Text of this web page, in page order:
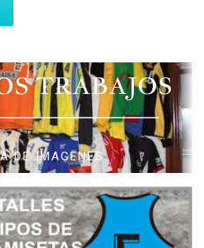
TRABAJOS
DE IMAGENES